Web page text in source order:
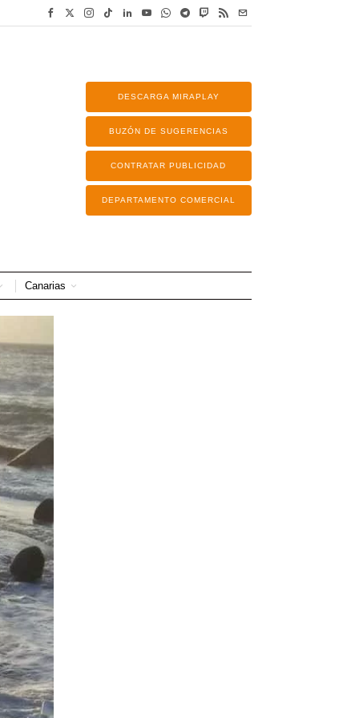
DESCARGA MIRAPLAY
BUZÓN DE SUGERENCIAS
CONTRATAR PUBLICIDAD
DEPARTAMENTO COMERCIAL
Canarias